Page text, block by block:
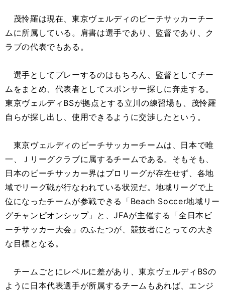
茂怜羅は現在、東京ヴェルディのビーチサッカーチー
ムに所属している。肩書は選手であり、監督であり、ク
ラブの代表でもある。
選手としてプレーするのはもちろん、監督としてチー
ムをまとめ、代表者としてスポンサー探しに奔走する。
東京ヴェルディBSが拠点とする立川の練習場も、茂怜羅
自らが探し出し、使用できるように交渉したという。
東京ヴェルディのビーチサッカーチームは、日本で唯
一、Ｊリーグクラブに属するチームである。そもそも、
日本のビーチサッカー界はプロリーグが存在せず、各地
域でリーグ戦が行なわれている状況だ。地域リーグで上
位になったチームが参戦できる「Beach Soccer地域リー
グチャンピオンシップ」と、JFAが主催する「全日本ビ
ーチサッカー大会」のふたつが、競技者にとっての大き
な目標となる。
チームごとにレベルに差があり、東京ヴェルディBSの
ように日本代表選手が所属するチームもあれば、エンジ